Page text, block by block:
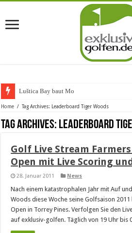
Luštica Bay baut Monte
Home / Tag Archives: Leaderboard Tiger Woods
Tag Archives: Leaderboard
Golf Live Stream
Open mit Live Scoring
28. Januar 2011 News
Nach einem katastrophalen Jahr mit Auf
Woods diese Woche seine Golfsaison
Open in Torrey Pines. Verfolgen Sie den
auf exklusiv-golfen. Täglich von 19 Uhr bis